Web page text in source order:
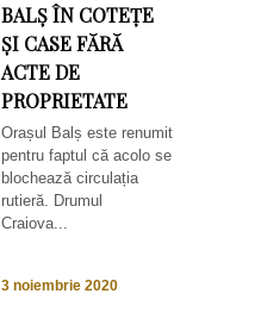
BALȘ ÎN COTEȚE
ȘI CASE FĂRĂ
ACTE DE
PROPRIETATE
Orașul Balș este renumit
pentru faptul că acolo se
blochează circulația
rutieră. Drumul
Craiova...
3 noiembrie 2020